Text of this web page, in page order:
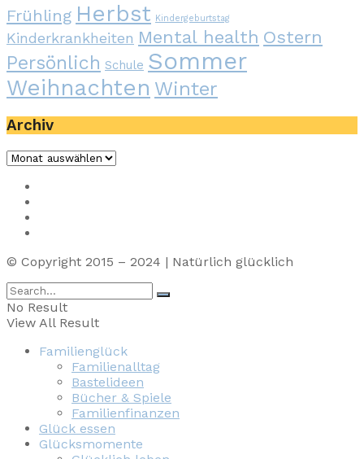
Frühling Herbst Kindergeburtstag
Kinderkrankheiten Mental health Ostern
Persönlich Schule Sommer
Weihnachten Winter
Archiv
Archiv
© Copyright 2015 – 2024 | Natürlich glücklich
No Result
View All Result
Familienglück
Familienalltag
Bastelideen
Bücher & Spiele
Familienfinanzen
Glück essen
Glücksmomente